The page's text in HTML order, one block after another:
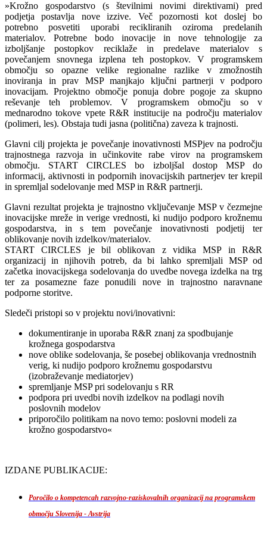
»Krožno gospodarstvo (s številnimi novimi direktivami) pred
podjetja postavlja nove izzive. Več pozornosti kot doslej bo
potrebno posvetiti uporabi recikliranih oziroma predelanih
materialov. Potrebne bodo inovacije in nove tehnologije za
izboljšanje postopkov reciklaže in predelave materialov s
povečanjem snovnega izplena teh postopkov. V programskem
območju so opazne velike regionalne razlike v zmožnostih
inoviranja in prav MSP manjkajo ključni partnerji v podporo
inovacijam. Projektno območje ponuja dobre pogoje za skupno
reševanje teh problemov. V programskem območju so v
mednarodno tokove vpete R&R institucije na področju materialov
(polimeri, les). Obstaja tudi jasna (politična) zaveza k trajnosti.
Glavni cilj projekta je povečanje inovativnosti MSPjev na področju
trajnostnega razvoja in učinkovite rabe virov na programskem
območju. START CIRCLES bo izboljšal dostop MSP do
informacij, aktivnosti in podpornih inovacijskih partnerjev ter krepil
in spremljal sodelovanje med MSP in R&R partnerji.
Glavni rezultat projekta je trajnostno vključevanje MSP v čezmejne
inovacijske mreže in verige vrednosti, ki nudijo podporo krožnemu
gospodarstva, in s tem povečanje inovativnosti podjetij ter
oblikovanje novih izdelkov/materialov.
START CIRCLES je bil oblikovan z vidika MSP in R&R
organizacij in njihovih potreb, da bi lahko spremljali MSP od
začetka inovacijskega sodelovanja do uvedbe novega izdelka na trg
ter za posamezne faze ponudili nove in trajnostno naravnane
podporne storitve.
Sledeči pristopi so v projektu novi/inovativni:
dokumentiranje in uporaba R&R znanj za spodbujanje
krožnega gospodarstva
nove oblike sodelovanja, še posebej oblikovanja vrednostnih
verig, ki nudijo podporo krožnemu gospodarstvu
(izobraževanje mediatorjev)
spremljanje MSP pri sodelovanju s RR
podpora pri uvedbi novih izdelkov na podlagi novih
poslovnih modelov
priporočilo politikam na novo temo: poslovni modeli za
krožno gospodarstvo«
IZDANE PUBLIKACIJE:
Poročilo o kompetencah razvojno-raziskovalnih organizacij na programskem
območju Slovenija - Avstrija